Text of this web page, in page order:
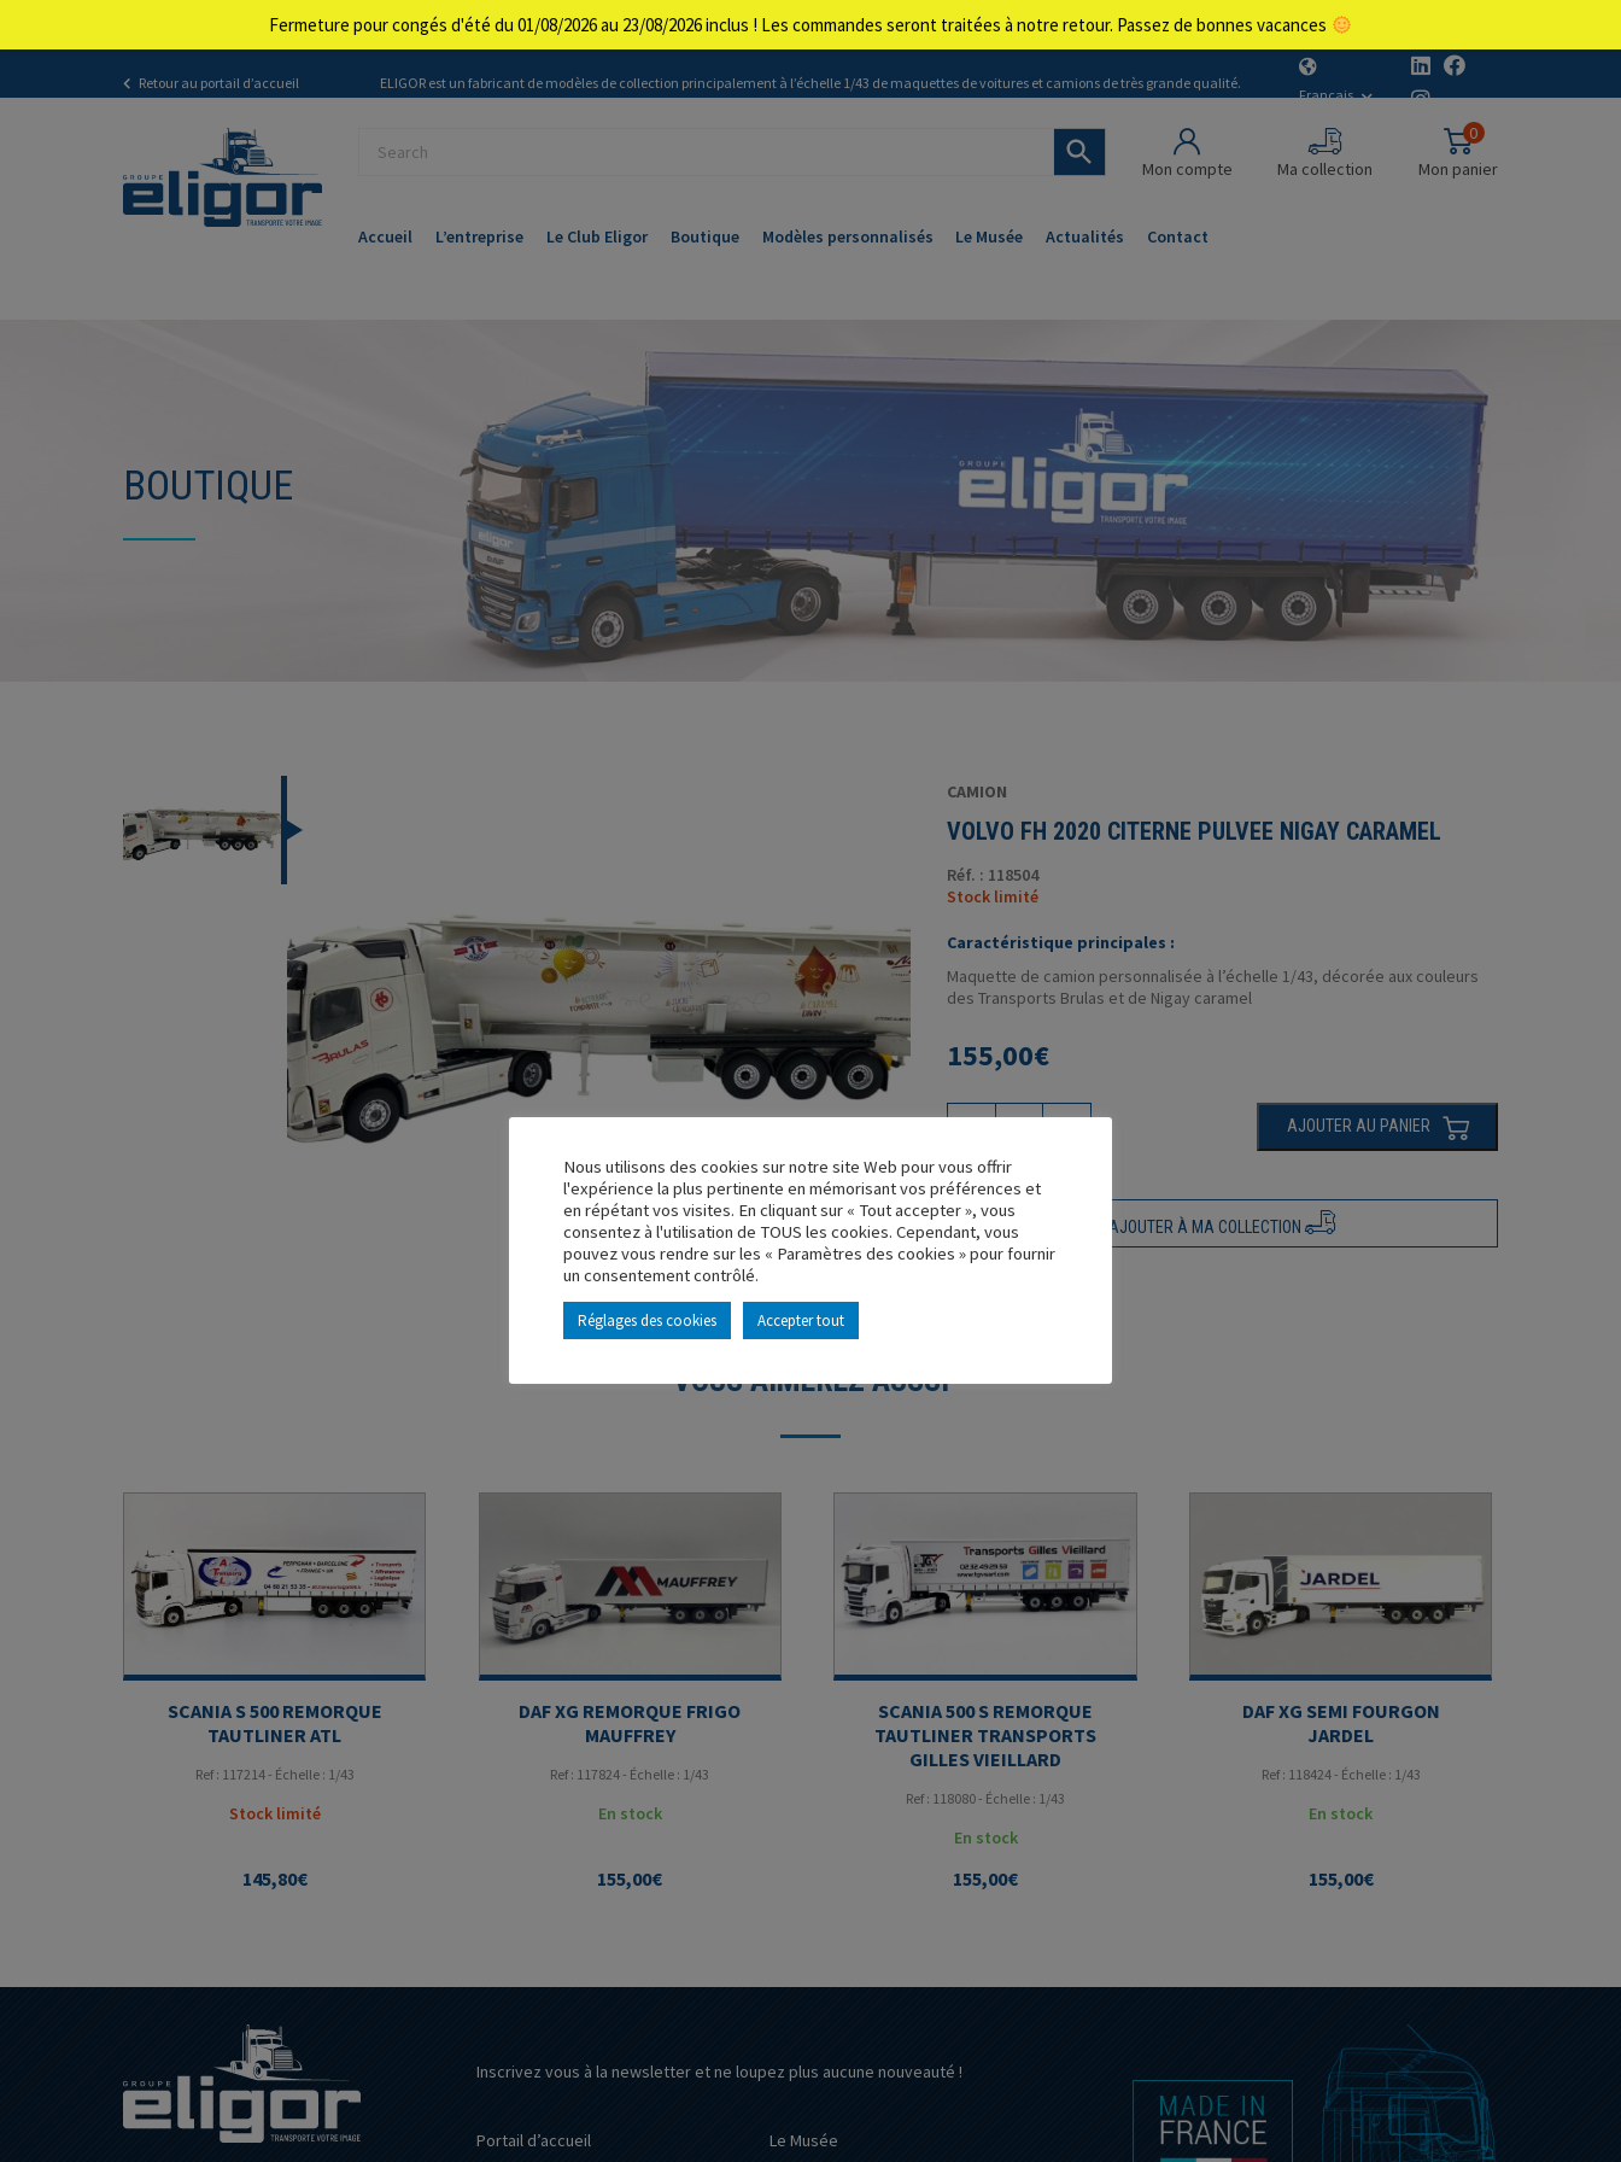
Retour au portail d’accueil ELIGOR est un fabricant de modèles de collection principalement à l’échelle 1/43 de maquettes de voitures et camions de très grande qualité.
Français
Mon compte Ma collection
0
Mon panier
Accueil L’entreprise Le Club Eligor Boutique Modèles personnalisés Le Musée Actualités Contact
BOUTIQUE
CAMION
VOLVO FH 2020 CITERNE PULVEE NIGAY CARAMEL
Réf. : 118504
Stock limité
Caractéristique principales :
Maquette de camion personnalisée à l’échelle 1/43, décorée aux couleurs
des Transports Brulas et de Nigay caramel
155,00€
- + AJOUTER AU PANIER
AJOUTER À MA COLLECTION
VOUS AIMEREZ AUSSI
SCANIA S 500 REMORQUE
TAUTLINER ATL
Ref : 117214 - Échelle : 1/43
Stock limité
145,80€
DAF XG REMORQUE FRIGO
MAUFFREY
Ref : 117824 - Échelle : 1/43
En stock
155,00€
SCANIA 500 S REMORQUE
TAUTLINER TRANSPORTS
GILLES VIEILLARD
Ref : 118080 - Échelle : 1/43
En stock
155,00€
DAF XG SEMI FOURGON
JARDEL
Ref : 118424 - Échelle : 1/43
En stock
155,00€
Inscrivez vous à la newsletter et ne loupez plus aucune nouveauté !
Portail d’accueil Le Musée
Nous utilisons des cookies sur notre site Web pour vous offrir
l'expérience la plus pertinente en mémorisant vos préférences et
en répétant vos visites. En cliquant sur « Tout accepter », vous
consentez à l'utilisation de TOUS les cookies. Cependant, vous
pouvez vous rendre sur les « Paramètres des cookies » pour fournir
un consentement contrôlé.
Réglages des cookies Accepter tout
Fermeture pour congés d'été du 01/08/2026 au 23/08/2026 inclus ! Les commandes seront traitées à notre retour. Passez de bonnes vacances